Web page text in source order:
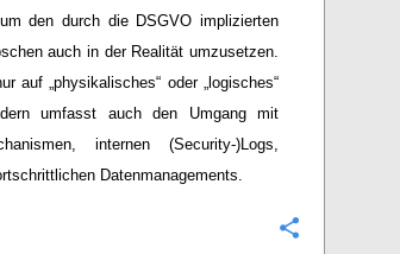
den durch die DSGVO implizierten
auch in der Realität umzusetzen.
auf „physikalisches“ oder „logisches“
umfasst auch den Umgang mit
internen (Security-)Logs,
Datenmanagements.